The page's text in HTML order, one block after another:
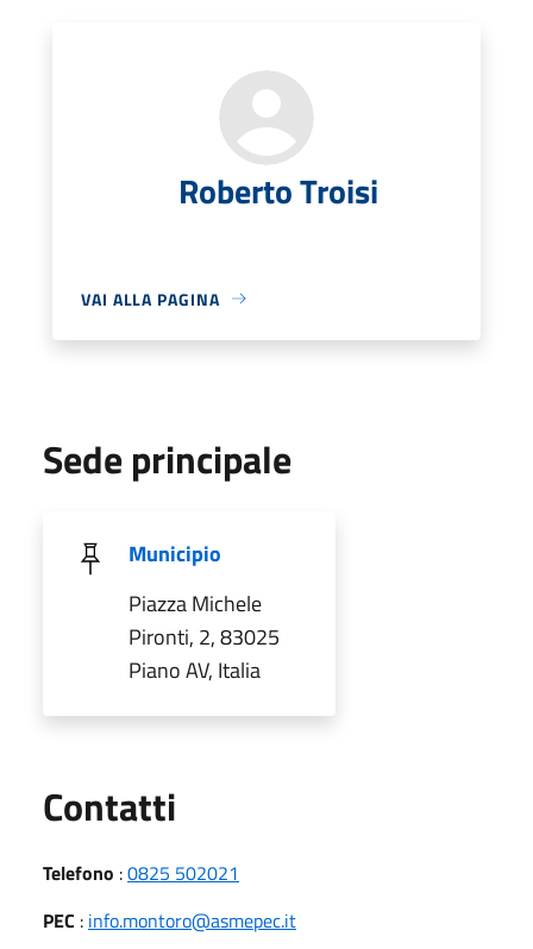
Roberto Troisi
VAI ALLA PAGINA
Sede principale
Municipio
Piazza Michele
Pironti, 2, 83025
Piano AV, Italia
Contatti
Telefono :0825 502021
PEC : info.montoro@asmepec.it